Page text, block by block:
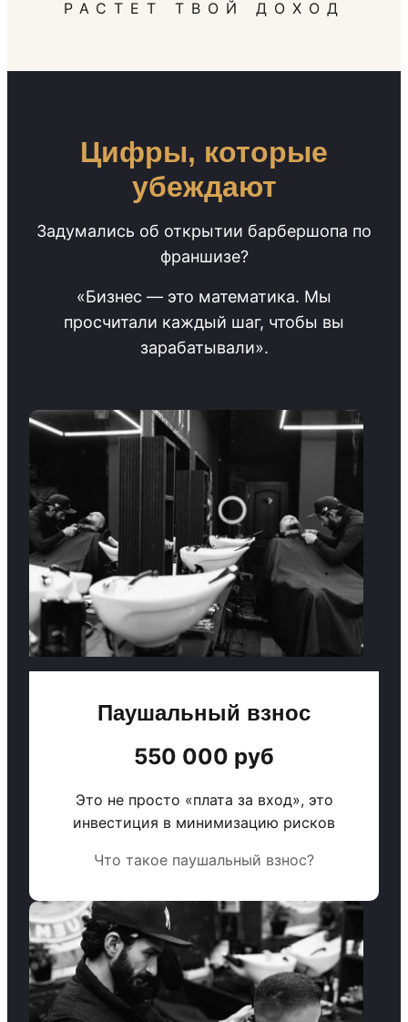
РАСТЕТ ТВОЙ ДОХОД
Цифры, которые
убеждают
Задумались об открытии барбершопа по
франшизе?
«Бизнес — это математика. Мы
просчитали каждый шаг, чтобы вы
зарабатывали».
Паушальный взнос
550 000 руб
Это не просто «плата за вход», это
инвестиция в минимизацию рисков
Что такое паушальный взнос?